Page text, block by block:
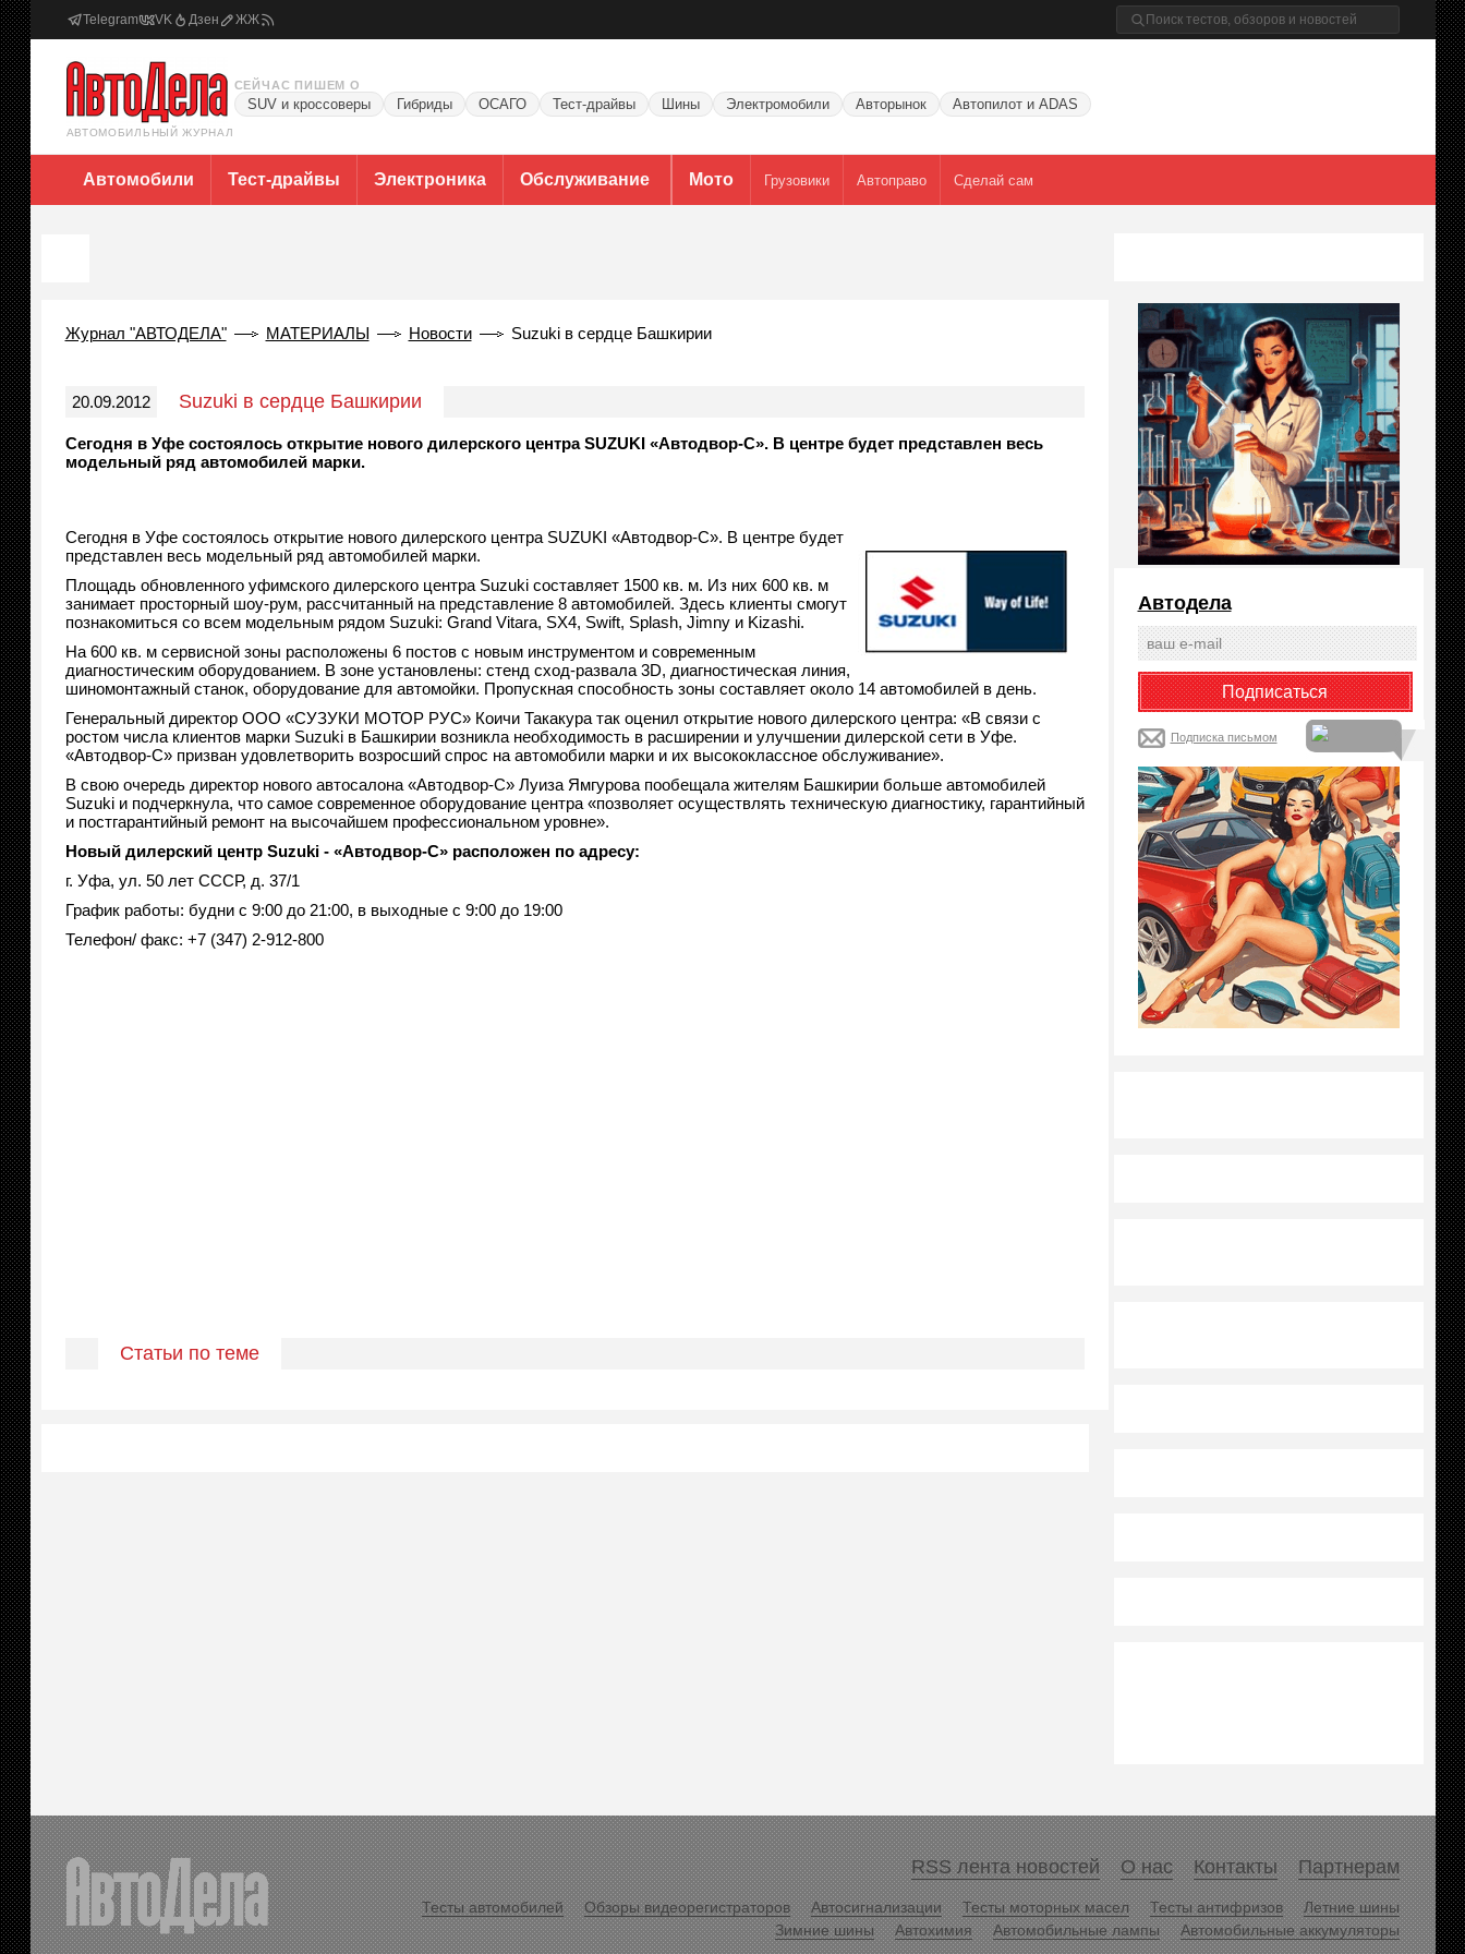
Telegram VK Дзен ЖЖ
АВТОМОБИЛЬНЫЙ ЖУРНАЛ
СЕЙЧАС ПИШЕМ О
SUV и кроссоверы Гибриды ОСАГО Тест-драйвы Шины Электромобили Авторынок Автопилот и ADAS
Автомобили Тест-драйвы Электроника Обслуживание Мото Грузовики Автоправо Сделай сам
Журнал "АВТОДЕЛА" МАТЕРИАЛЫ Новости Suzuki в сердце Башкирии
20.09.2012 Suzuki в сердце Башкирии
Сегодня в Уфе состоялось открытие нового дилерского центра SUZUKI «Автодвор-С». В центре будет представлен весь
модельный ряд автомобилей марки.
Сегодня в Уфе состоялось открытие нового дилерского центра SUZUKI «Автодвор-С». В центре будет
представлен весь модельный ряд автомобилей марки.
Площадь обновленного уфимского дилерского центра Suzuki составляет 1500 кв. м. Из них 600 кв. м
занимает просторный шоу-рум, рассчитанный на представление 8 автомобилей. Здесь клиенты смогут
познакомиться со всем модельным рядом Suzuki: Grand Vitara, SX4, Swift, Splash, Jimny и Kizashi.
На 600 кв. м сервисной зоны расположены 6 постов с новым инструментом и современным
диагностическим оборудованием. В зоне установлены: стенд сход-развала 3D, диагностическая линия,
шиномонтажный станок, оборудование для автомойки. Пропускная способность зоны составляет около 14 автомобилей в день.
Генеральный директор OOO «СУЗУКИ МОТОР РУС» Коичи Такакура так оценил открытие нового дилерского центра: «В связи с
ростом числа клиентов марки Suzuki в Башкирии возникла необходимость в расширении и улучшении дилерской сети в Уфе.
«Автодвор-С» призван удовлетворить возросший спрос на автомобили марки и их высококлассное обслуживание».
В свою очередь директор нового автосалона «Автодвор-С» Луиза Ямгурова пообещала жителям Башкирии больше автомобилей
Suzuki и подчеркнула, что самое современное оборудование центра «позволяет осуществлять техническую диагностику, гарантийный
и постгарантийный ремонт на высочайшем профессиональном уровне».
Новый дилерский центр Suzuki - «Автодвор-С» расположен по адресу:
г. Уфа, ул. 50 лет СССР, д. 37/1
График работы: будни с 9:00 до 21:00, в выходные с 9:00 до 19:00
Телефон/ факс: +7 (347) 2-912-800
Статьи по теме
Автодела
Подписка письмом
RSS лента новостей О нас Контакты Партнерам
Тесты автомобилей Обзоры видеорегистраторов Автосигнализации Тесты моторных масел Тесты антифризов
Летние шины
Зимние шины
Автохимия Автомобильные лампы Автомобильные аккумуляторы